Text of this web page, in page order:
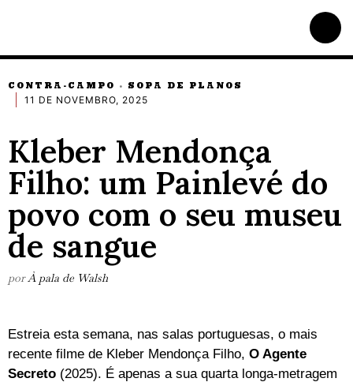
CONTRA-CAMPO · SOPA DE PLANOS
11 DE NOVEMBRO, 2025
Kleber Mendonça
Filho: um Painlevé do
povo com o seu museu
de sangue
porÀ pala de Walsh
Estreia esta semana, nas salas portuguesas, o mais
recente filme de Kleber Mendonça Filho, O Agente
Secreto (2025). É apenas a sua quarta longa-metragem